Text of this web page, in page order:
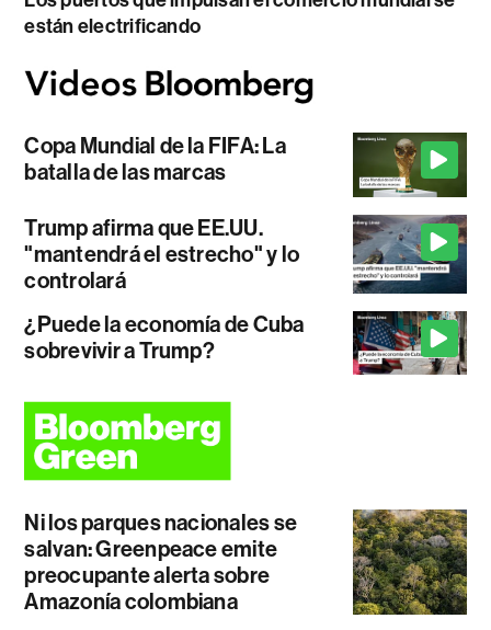
están electrificando
Copa Mundial de la FIFA: La
batalla de las marcas
Trump afirma que EE.UU.
"mantendrá el estrecho" y lo
controlará
¿Puede la economía de Cuba
sobrevivir a Trump?
Ni los parques nacionales se
salvan: Greenpeace emite
preocupante alerta sobre
Amazonía colombiana